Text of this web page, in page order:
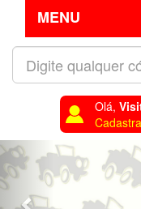
MENU
Olá,
Previous